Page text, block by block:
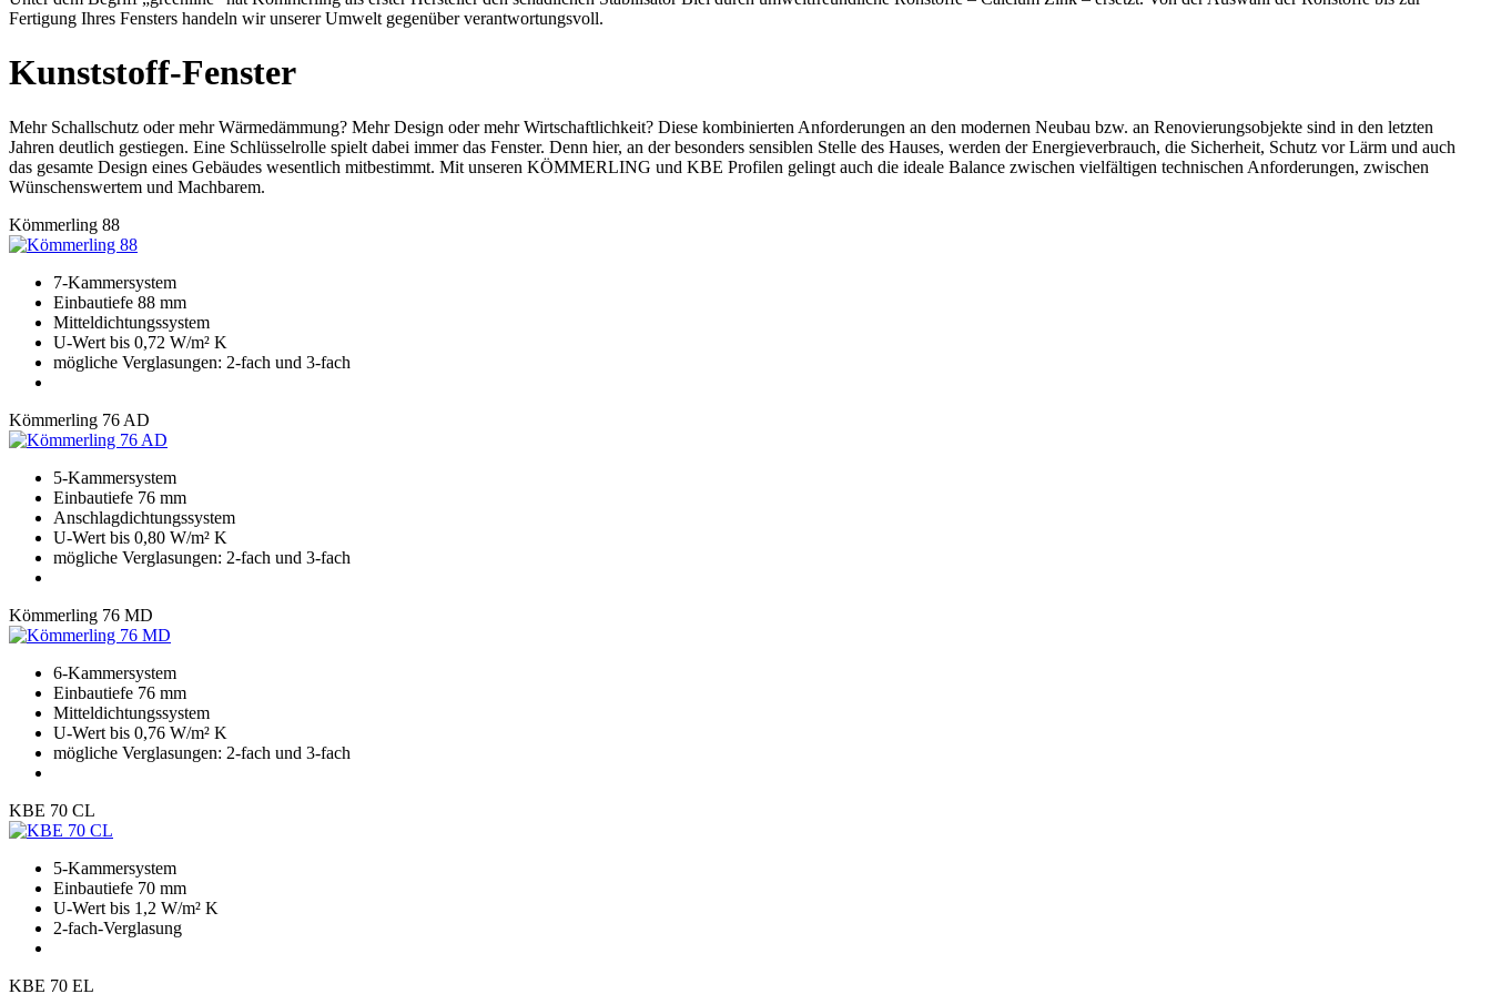
Fertigung Ihres Fensters handeln wir unserer Umwelt gegenüber verantwortungsvoll.
Kunststoff-Fenster
Mehr Schallschutz oder mehr Wärmedämmung? Mehr Design oder mehr Wirtschaftlichkeit? Diese kombinierten Anforderungen an den modernen Neubau bzw. an Renovierungsobjekte sind in den letzten
Jahren deutlich gestiegen. Eine Schlüsselrolle spielt dabei immer das Fenster. Denn hier, an der besonders sensiblen Stelle des Hauses, werden der Energieverbrauch, die Sicherheit, Schutz vor Lärm und auch
das gesamte Design eines Gebäudes wesentlich mitbestimmt. Mit unseren KÖMMERLING und KBE Profilen gelingt auch die ideale Balance zwischen vielfältigen technischen Anforderungen, zwischen
Wünschenswertem und Machbarem.
Kömmerling 88
7-Kammersystem
Einbautiefe 88 mm
Mitteldichtungssystem
U-Wert bis 0,72 W/m² K
mögliche Verglasungen: 2-fach und 3-fach
Kömmerling 76 AD
5-Kammersystem
Einbautiefe 76 mm
Anschlagdichtungssystem
U-Wert bis 0,80 W/m² K
mögliche Verglasungen: 2-fach und 3-fach
Kömmerling 76 MD
6-Kammersystem
Einbautiefe 76 mm
Mitteldichtungssystem
U-Wert bis 0,76 W/m² K
mögliche Verglasungen: 2-fach und 3-fach
KBE 70 CL
5-Kammersystem
Einbautiefe 70 mm
U-Wert bis 1,2 W/m² K
2-fach-Verglasung
KBE 70 EL